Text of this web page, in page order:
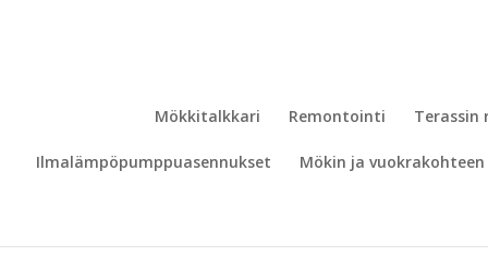
Mökkitalkkari Remontointi Terassin
Ilmalämpöpumppuasennukset Mökin ja